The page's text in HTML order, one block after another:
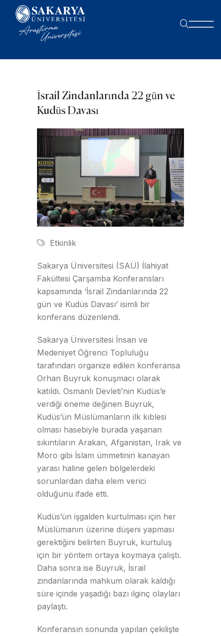
İsrail Zindanlarında 22 gün ve
Kudüs Davası
Etkinlik
Sakarya Üniversitesi (SAÜ) İlahiyat
Fakültesi Çarşamba Konferansları
kapsamında ‘İsrail Zindanlarında 22
gün ve Kudüs Davası’ isimli bir
konferans düzenlendi.
Sakarya Üniversitesi İnsan ve
Medeniyet Öğrenci Topluluğu
tarafından organize edilen konferansa
Orhan Buyruk konuşmacı olarak
katıldı. Osmanlı Devleti’nin Kudüs’e
verdiği öneme değinen Buyruk,
Kudüs’ün Müslümanların ilk kıblesi
olması hasebiyle burada yaşanan
sıkıntıların Arakan, Afganistan, Irak ve
Moro gibi İslam ümmetinin kanayan
yarası haline gelen bölgelerdeki
sorunlardan daha elem verici
olduğunu ifade etti.
Kudüs’ün işgalden kurtulması için her
Müslümanın üzerine düşeni yapması
gerektiğini belirten Buyruk, kurtuluş
için bir yöntem ortaya koymaya çalıştı.
Daha sonra ise Buyruk, İsrail
zindanlarında mahkum olarak kaldığı
süre içinde yaşadığı bazı ilginç olayları
paylaştı.
Konferansın sonunda yapılan çekilişte